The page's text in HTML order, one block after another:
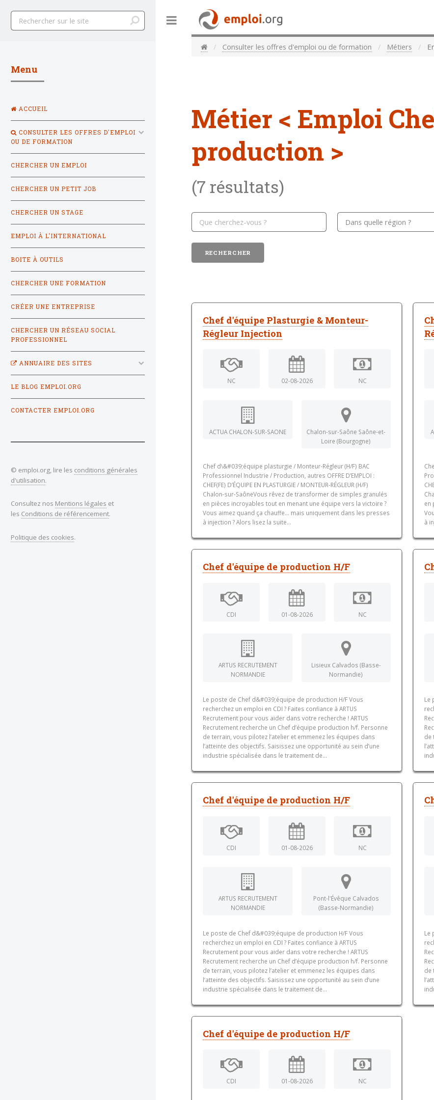
Consulter les offres d'emploi ou de formation Métiers
Métier < Emploi
production >
(7 résultats)
Chef d'équipe Plasturgie & Monteur-
Régleur Injection
NC 02-08-2026 NC
ACTUA CHALON-SUR-SAONE
Chalon-sur-Saône Saône-et-
Loire (Bourgogne)
Chef d\&#039;équipe plasturgie / Monteur-Régleur (H/F) BAC
Professionnel Industrie / Production, autres OFFRE D’EMPLOI :
CHEF(FE) D’ÉQUIPE EN PLASTURGIE / MONTEUR-RÉGLEUR (H/F)
Chalon-sur-SaôneVous rêvez de transformer de simples granulés
en pièces incroyables tout en menant une équipe vers la victoire ?
Vous aimez quand ça chauffe... mais uniquement dans les presses
à injection ? Alors lisez la suite...
en
à
Chef d'équipe de production H/F
CDI 01-08-2026 NC
ARTUS RECRUTEMENT
NORMANDIE
Lisieux Calvados (Basse-
Normandie)
Le poste de Chef d&#039;équipe de production H/F Vous
recherchez un emploi en CDI ? Faites confiance à ARTUS
Recrutement pour vous aider dans votre recherche ! ARTUS
Recrutement recherche un Chef d’équipe production h/f. Personne
de terrain, vous pilotez l’atelier et emmenez les équipes dans
l’atteinte des objectifs. Saisissez une opportunité au sein d’une
industrie spécialisée dans le traitement de...
Le
de
Chef d'équipe de production H/F
CDI 01-08-2026 NC
ARTUS RECRUTEMENT
NORMANDIE
Pont-l'Évêque Calvados
(Basse-Normandie)
Le poste de Chef d&#039;équipe de production H/F Vous
recherchez un emploi en CDI ? Faites confiance à ARTUS
Recrutement pour vous aider dans votre recherche ! ARTUS
Recrutement recherche un Chef d’équipe production h/f. Personne
de terrain, vous pilotez l’atelier et emmenez les équipes dans
l’atteinte des objectifs. Saisissez une opportunité au sein d’une
industrie spécialisée dans le traitement de...
Le
de
Chef d'équipe de production H/F
CDI 01-08-2026 NC
Menu
ACCUEIL
CONSULTER LES OFFRES D'EMPLOI
OU DE FORMATION
CHERCHER UN EMPLOI
CHERCHER UN PETIT JOB
CHERCHER UN STAGE
EMPLOI À L'INTERNATIONAL
BOITE À OUTILS
CHERCHER UNE FORMATION
CRÉER UNE ENTREPRISE
CHERCHER UN RÉSEAU SOCIAL
PROFESSIONNEL
ANNUAIRE DES SITES
LE BLOG EMPLOI.ORG
CONTACTER EMPLOI.ORG
© emploi.org, lire les conditions générales
d'utilisation.
Consultez nos Mentions légales et
les Conditions de référencement.
Politique des cookies.
Toggle